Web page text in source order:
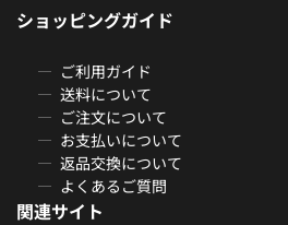
ショッピングガイド
ご利用ガイド
送料について
ご注文について
お支払いについて
返品交換について
よくあるご質問
関連サイト